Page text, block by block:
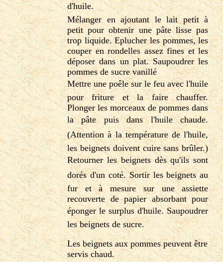
d'huile.
Mélanger en ajoutant le lait petit à
petit pour obtenir une pâte lisse pas
trop liquide. Eplucher les pommes, les
couper en rondelles assez fines et les
déposer dans un plat. Saupoudrer les
pommes de sucre vanillé
Mettre une poêle sur le feu avec l'huile
pour friture et la faire chauffer.
Plonger les morceaux de pommes dans
la pâte puis dans l'huile chaude.
(Attention à la température de l'huile,
les beignets doivent cuire sans brûler.)
Retourner les beignets dès qu'ils sont
dorés d'un coté. Sortir les beignets au
fur et à mesure sur une assiette
recouverte de papier absorbant pour
éponger le surplus d'huile. Saupoudrer
les beignets de sucre.
Les beignets aux pommes peuvent être
servis chaud.